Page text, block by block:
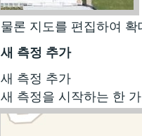
물론 지도를 편집하여
새 측정 추가
새 측정 추가
새 측정을 시작하는 한